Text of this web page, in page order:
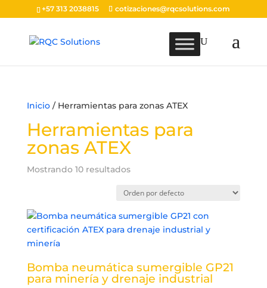
+57 313 2038815 cotizaciones@rqcsolutions.com
Inicio/ Herramientas para zonas ATEX
Herramientas para
zonas ATEX
Mostrando 10 resultados
Bomba neumática sumergible GP21
para minería y drenaje industrial